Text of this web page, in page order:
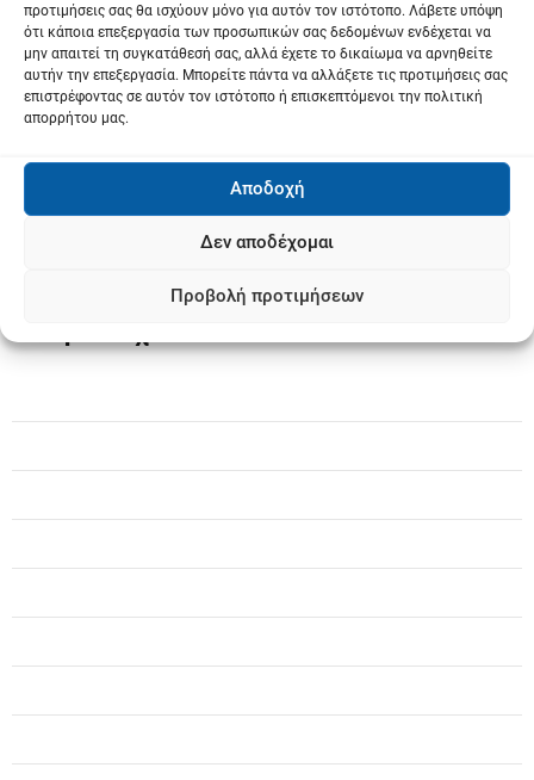
προτιμήσεις σας θα ισχύουν μόνο για αυτόν τον ιστότοπο. Λάβετε υπόψη
ότι κάποια επεξεργασία των προσωπικών σας δεδομένων ενδέχεται να
μην απαιτεί τη συγκατάθεσή σας, αλλά έχετε το δικαίωμα να αρνηθείτε
αυτήν την επεξεργασία. Μπορείτε πάντα να αλλάξετε τις προτιμήσεις σας
επιστρέφοντας σε αυτόν τον ιστότοπο ή επισκεπτόμενοι την πολιτική
απορρήτου μας.
Αποδοχή
Δεν αποδέχομαι
Προβολή προτιμήσεων
XX
Π
λ
ο
η
η
ά
ρ
θ
ρ
Previous:
Αποχώρησαν τα τρακτέρ από την Agrotica
– Τρίτη στη Λάρισα για κλιμάκωση του
αγώνα
αναφορικά με τους βανδαλισμούς στον Ι.